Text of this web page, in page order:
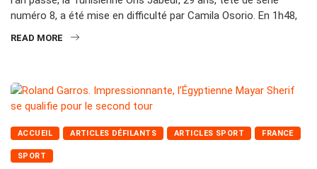
numéro 8, a été mise en difficulté par Camila Osorio. En 1h48,
READ MORE
ACCUEIL ARTICLES DÉFILANTS ARTICLES SPORT FRANCE
SPORT